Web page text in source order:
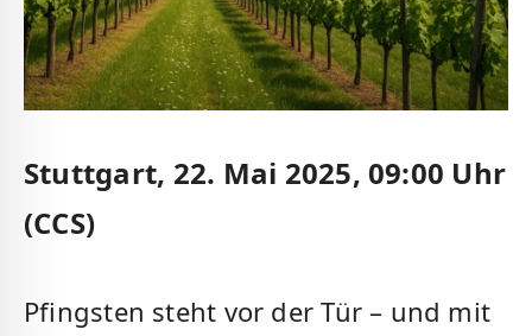
Stuttgart, 22. Mai 2025, 09:00 Uhr
(CCS)
Pfingsten steht vor der Tür – und mit